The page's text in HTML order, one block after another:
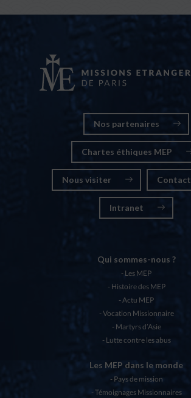
Nos partenaires
Chartes éthiques MEP
Nous visiter Contact
Intranet
Qui sommes-nous ?
Les MEP
Histoire des MEP
Actu MEP
Vocation Missionnaire
Martyrs d’Asie
Lutte contre les abus
Les MEP dans le monde
Pays de mission
Témoignages Missionnaires